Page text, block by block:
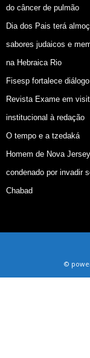
do câncer de pulmão
Dia dos Pais terá
sabores judaicos e
na Hebraica Rio
Fisesp fortalece
Revista Exame em
institucional à redação
O tempo e a tzedaká
Homem de Nova
condenado por invadir
Chabad
©